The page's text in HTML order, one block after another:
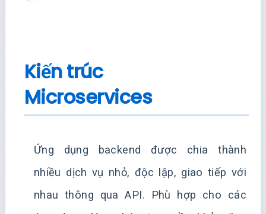
Kiến trúc
Microservices
Ứng dụng backend được chia thành
nhiều dịch vụ nhỏ, độc lập, giao tiếp với
nhau thông qua API. Phù hợp cho các